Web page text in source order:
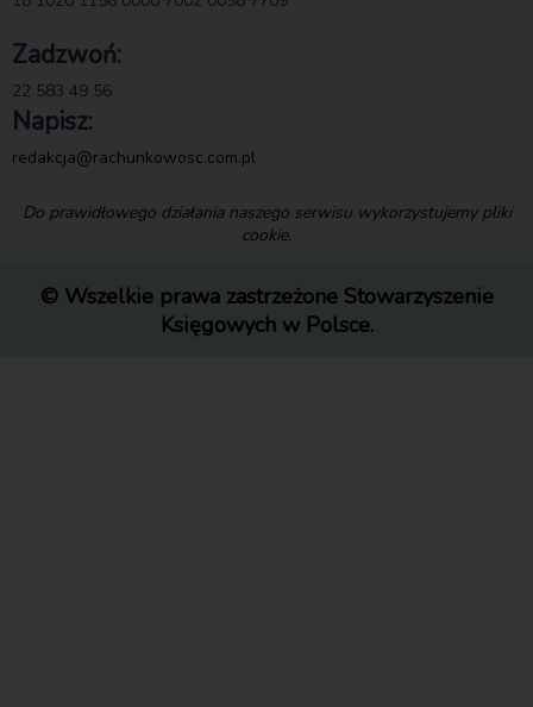
Zadzwoń:
22 583 49 56
Napisz:
redakcja@rachunkowosc.com.pl
Do prawidłowego działania naszego serwisu wykorzystujemy pliki
cookie.
© Wszelkie prawa zastrzeżone Stowarzyszenie
Księgowych w Polsce.